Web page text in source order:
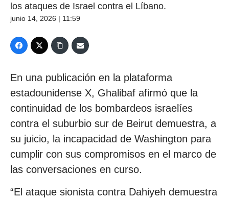
los ataques de Israel contra el Líbano.
junio 14, 2026 | 11:59
En una publicación en la plataforma
estadounidense X, Ghalibaf afirmó que la
continuidad de los bombardeos israelíes
contra el suburbio sur de Beirut demuestra, a
su juicio, la incapacidad de Washington para
cumplir con sus compromisos en el marco de
las conversaciones en curso.
“El ataque sionista contra Dahiyeh demuestra